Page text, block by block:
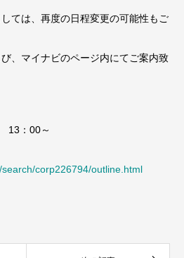
ては、再度の日程変更の可能性もご
、マイナビのページ内にてご案内致
13：00～
corp226794/outline.html